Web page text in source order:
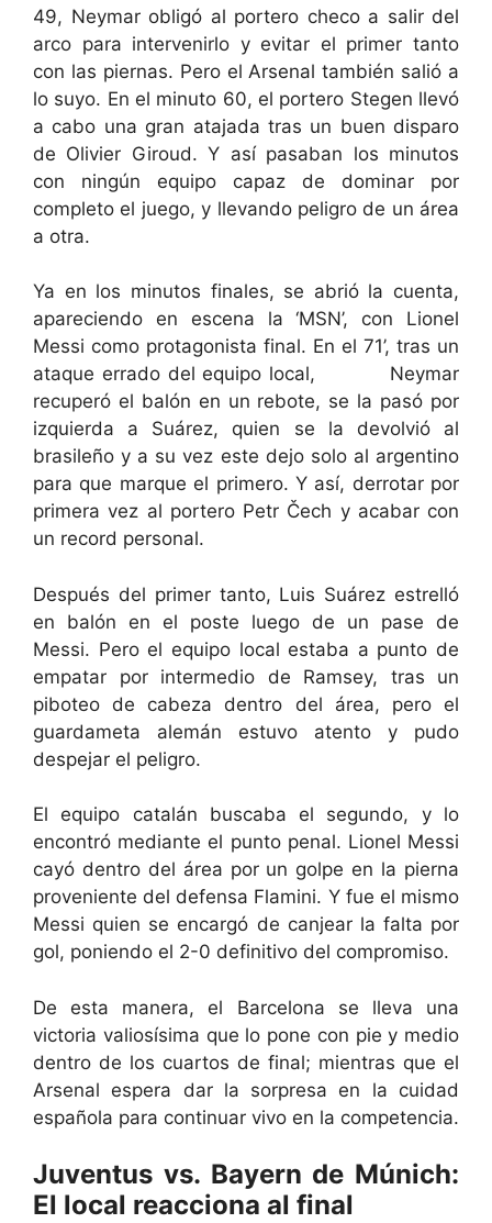
49, Neymar obligó al portero checo a salir del
arco para intervenirlo y evitar el primer tanto
con las piernas. Pero el Arsenal también salió a
lo suyo. En el minuto 60, el portero Stegen llevó
a cabo una gran atajada tras un buen disparo
de Olivier Giroud. Y así pasaban los minutos
con ningún equipo capaz de dominar por
completo el juego, y llevando peligro de un área
a otra.
Ya en los minutos finales, se abrió la cuenta,
apareciendo en escena la ‘MSN’, con Lionel
Messi como protagonista final. En el 71’, tras un
ataque errado del equipo local, Neymar
recuperó el balón en un rebote, se la pasó por
izquierda a Suárez, quien se la devolvió al
brasileño y a su vez este dejo solo al argentino
para que marque el primero. Y así, derrotar por
primera vez al portero Petr Čech y acabar con
un record personal.
Después del primer tanto, Luis Suárez estrelló
en balón en el poste luego de un pase de
Messi. Pero el equipo local estaba a punto de
empatar por intermedio de Ramsey, tras un
piboteo de cabeza dentro del área, pero el
guardameta alemán estuvo atento y pudo
despejar el peligro.
El equipo catalán buscaba el segundo, y lo
encontró mediante el punto penal. Lionel Messi
cayó dentro del área por un golpe en la pierna
proveniente del defensa Flamini. Y fue el mismo
Messi quien se encargó de canjear la falta por
gol, poniendo el 2-0 definitivo del compromiso.
De esta manera, el Barcelona se lleva una
victoria valiosísima que lo pone con pie y medio
dentro de los cuartos de final; mientras que el
Arsenal espera dar la sorpresa en la cuidad
española para continuar vivo en la competencia.
Juventus vs. Bayern de Múnich:
El local reacciona al final